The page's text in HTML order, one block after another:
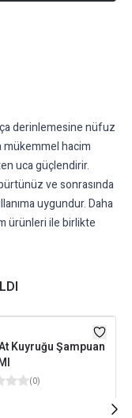
derinlemesine nüfuz
mükemmel hacim
uca güçlendirir.
ve sonrasında
uygundur. Daha
ürünleri ile birlikte
Kuyruğu Şampuan
(0)